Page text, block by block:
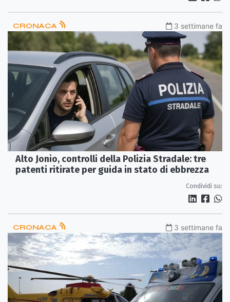
CRONACA 3 settimane fa
Alto Jonio, controlli della Polizia Stradale: tre
patenti ritirate per guida in stato di ebbrezza
Condividi su:
CRONACA 3 settimane fa